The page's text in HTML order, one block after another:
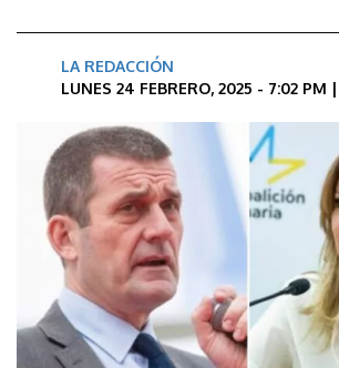
LA REDACCIÓN
LUNES 24 FEBRERO, 2025 - 7:02 PM |